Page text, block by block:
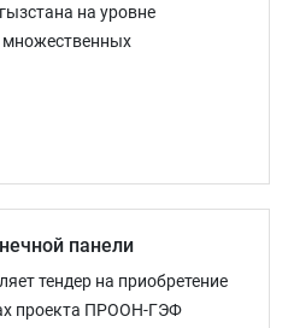
на уровне
множественных
панели
тендер на приобретение
проекта ПРООН-ГЭФ